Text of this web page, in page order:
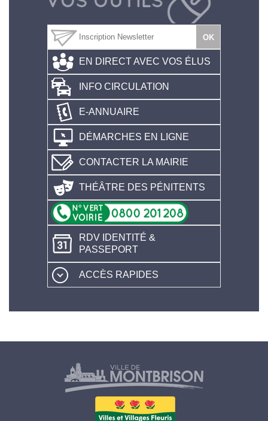
EN DIRECT AVEC VOS ÉLUS
INFO CIRCULATION
E-ANNUAIRE
DÉMARCHES EN LIGNE
CONTACTER LA MAIRIE
THÉÂTRE DES PÉNITENTS
RDV IDENTITÉ &
PASSEPORT
ACCÈS RAPIDES